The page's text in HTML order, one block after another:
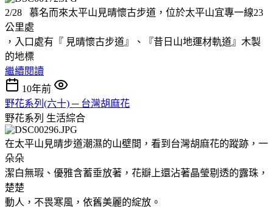
2/28 慕名而來太平山見晴懷古步道，位於太平山宜專一線23
公里處
，入口處有『 見晴懷古步道』、『昔日山地運材軌道』木製
的地標
繼續閱讀
10年前
野花系列(六十) ─ 台灣胡麻花
野花系列 生活綜合
在太平山見晴步道潮濕的山壁間，看到台灣胡麻花的蹤跡，一
朵朵
潔白無瑕、優雅含蓄垂放著，花瓣上還沾著晶瑩剔透的露珠，
楚楚
動人，不畏寒風，依舊美麗的綻放。